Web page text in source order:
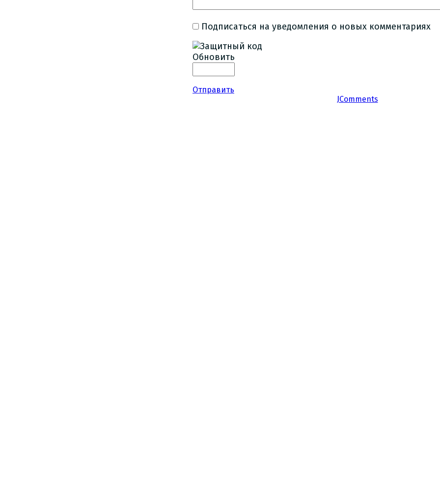
Подписаться на уведомления о новых комментариях
Обновить
Отправить
JComments